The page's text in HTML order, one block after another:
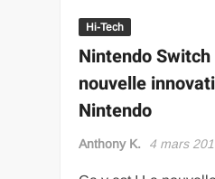
Hi-Tech
Nintendo
nouvelle
Nintendo
Anthony K. 4 mars